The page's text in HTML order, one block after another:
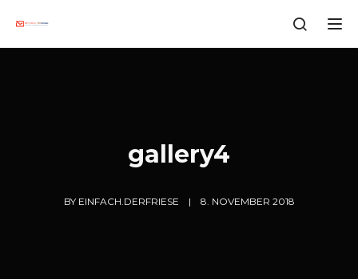
gallery4
BY EINFACH.DERFRIESE 8. NOVEMBER 2018